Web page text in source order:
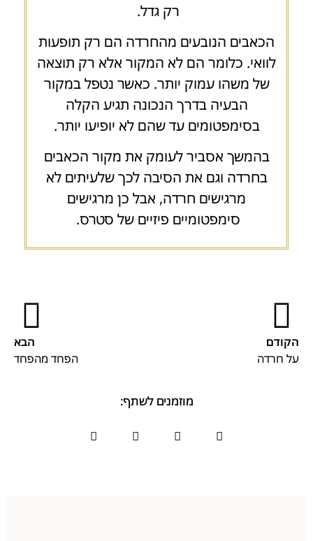
רק גדל.
הכאבים הנובעים מהחרדה הם רק תופעות
לוואי. כלומר הם לא המקור אלא רק תוצאה
של משהו עמוק יותר. כאשר נטפל במקור
הבעיה בדרך הנכונה תגיע הקלה
בסימפטומים עד שהם לא יופיעו יותר.
בהמשך אסביר לעומק את מקור הכאבים
בחרדה וגם את הסיבה לכך שלעיתים לא
מרגישים חרדה, אבל כן מרגישים
סימפטומיים פיזיים של סטרס.
הקודם
על חרדה
הבא
הפחד מהפחד
מוזמנים לשתף: